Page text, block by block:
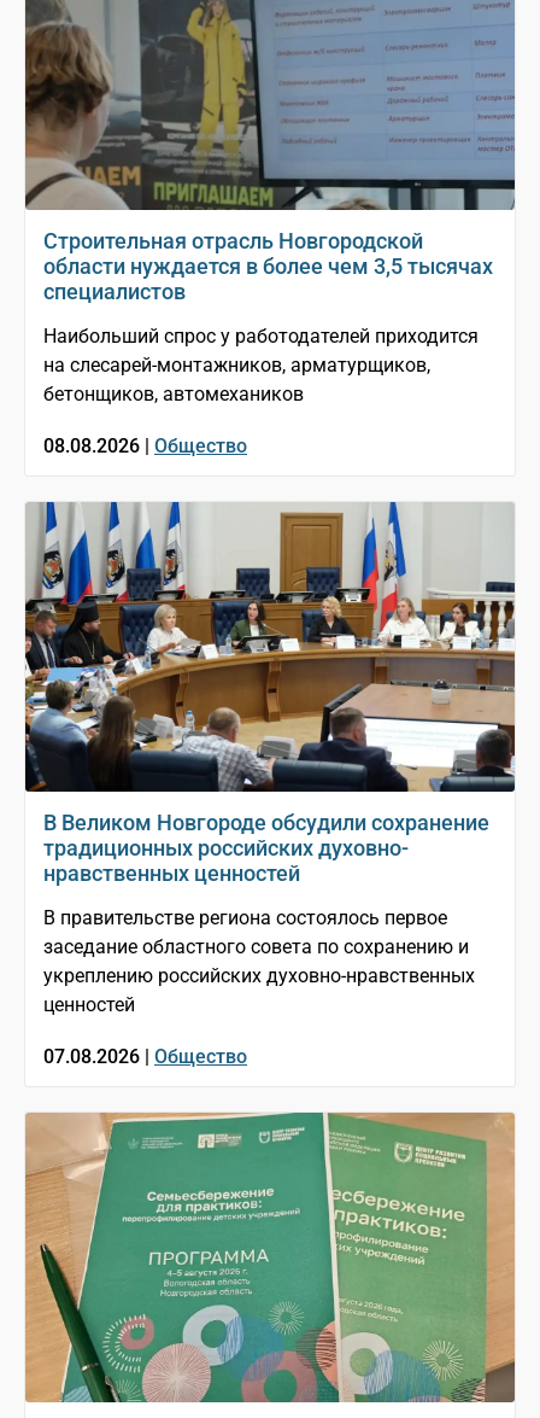
Строительная отрасль Новгородской
области нуждается в более чем 3,5 тысячах
специалистов
Наибольший спрос у работодателей приходится
на слесарей-монтажников, арматурщиков,
бетонщиков, автомехаников
08.08.2026 | Общество
В Великом Новгороде обсудили сохранение
традиционных российских духовно-
нравственных ценностей
В правительстве региона состоялось первое
заседание областного совета по сохранению и
укреплению российских духовно-нравственных
ценностей
07.08.2026 | Общество